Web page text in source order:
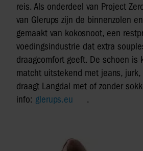
reis. Als onderdeel van Project
van Glerups zijn de binnenzolen
gemaakt van kokosnoot, een
voedingsindustrie dat extra
draagcomfort geeft. De schoen is
matcht uitstekend met jeans,
draagt Langdal met of zonder
info: glerups.eu .